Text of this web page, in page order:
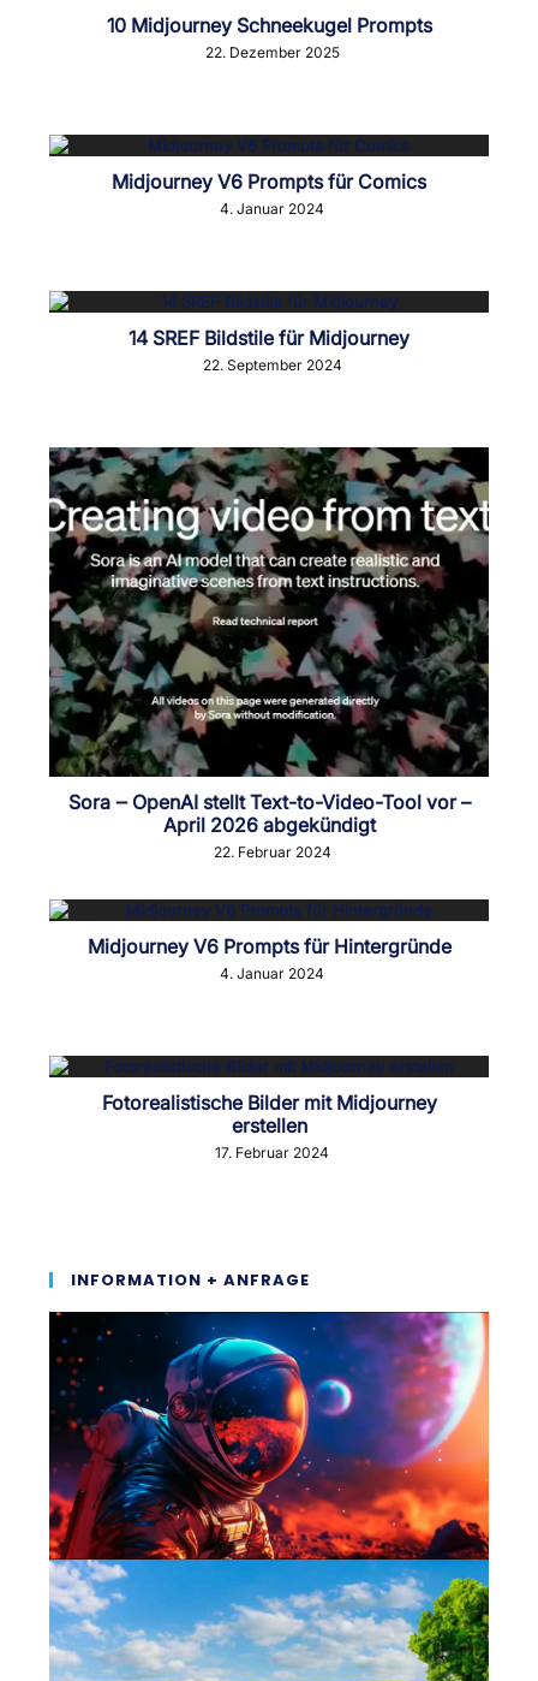
10 Midjourney Schneekugel Prompts
22. Dezember 2025
Midjourney V6 Prompts für Comics
4. Januar 2024
14 SREF Bildstile für Midjourney
22. September 2024
Sora ‒ OpenAI stellt Text-to-Video-Tool vor –
April 2026 abgekündigt
22. Februar 2024
Midjourney V6 Prompts für Hintergründe
4. Januar 2024
Fotorealistische Bilder mit Midjourney
erstellen
17. Februar 2024
INFORMATION + ANFRAGE